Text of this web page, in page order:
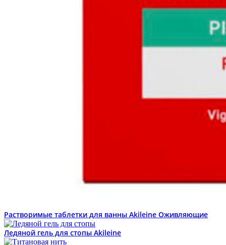
Растворимые таблетки для ванны Akileine Оживляющие
Ледяной гель для стопы Akileine